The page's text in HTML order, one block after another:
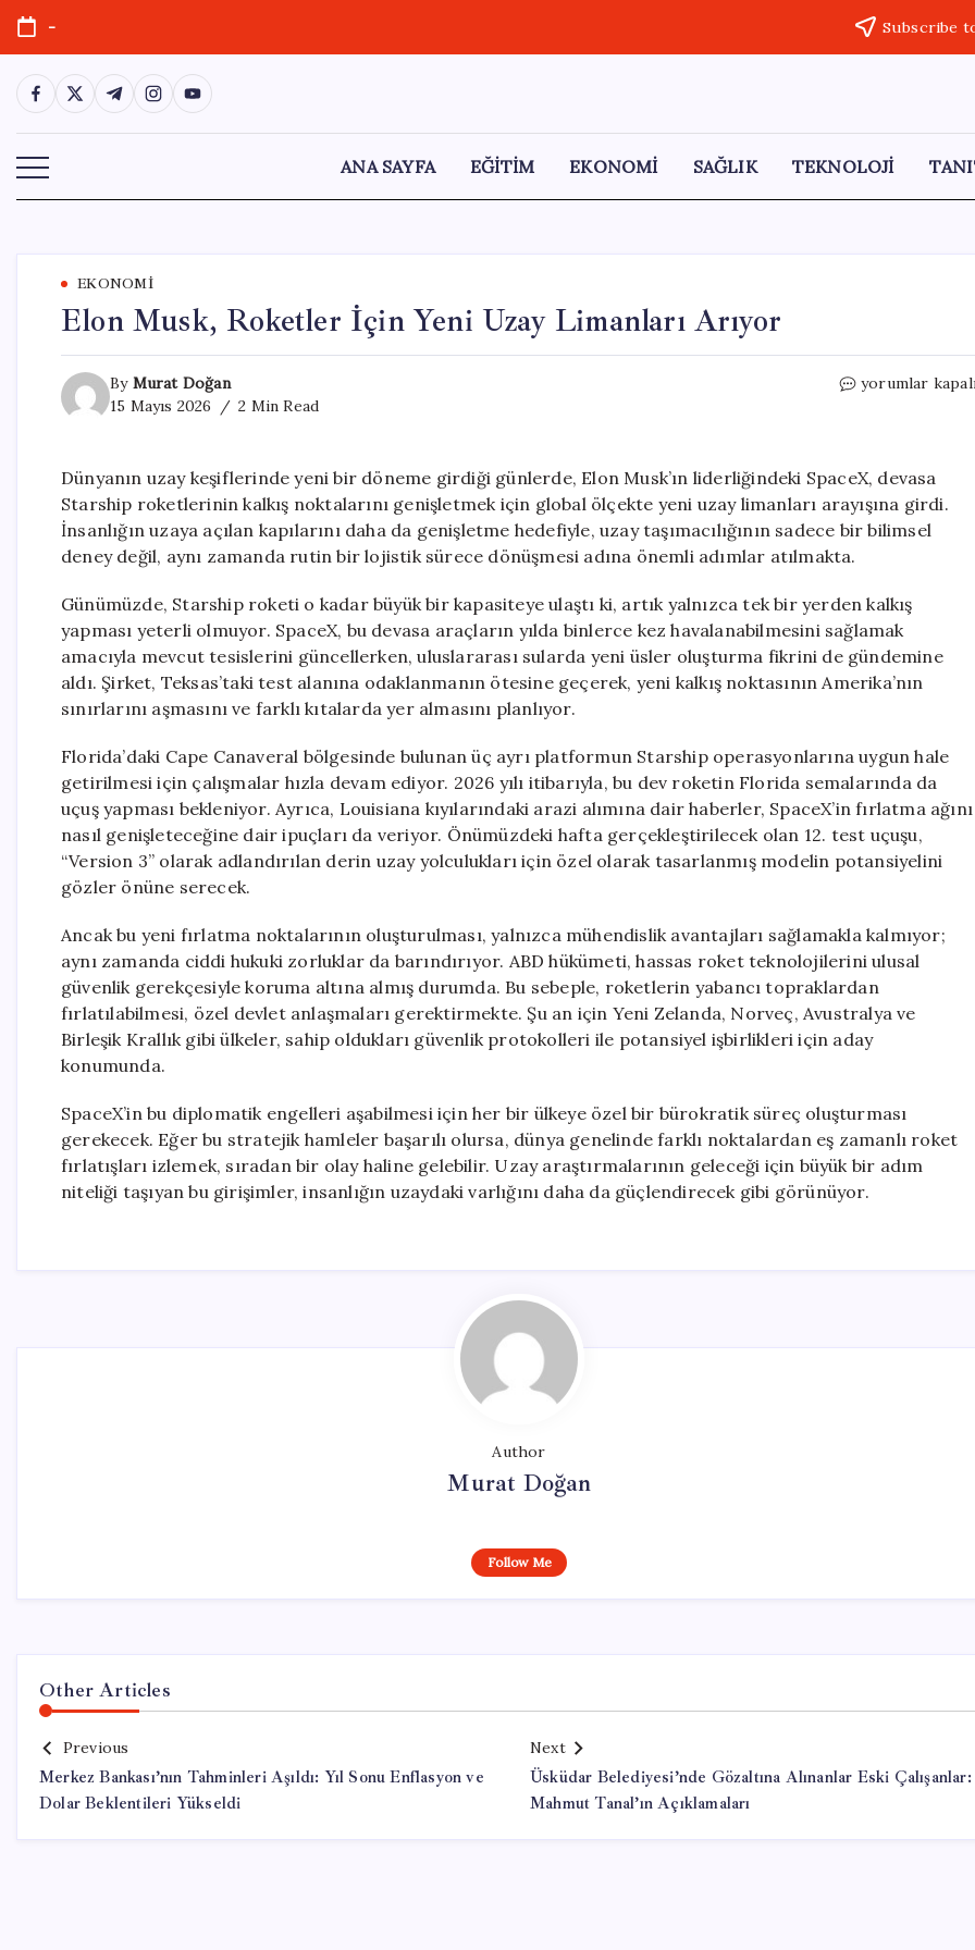
Skip
content
- Subscribe
https://www.facebook.com/
https://twitter.com/
https://t.me/
https://www.instagram.com/
https://youtube.com/
ANA SAYFA EĞİTİM EKONOMİ SAĞLIK TEKNOLOJİ
EKONOMI
Elon Musk, Roketler İçin Yeni Uzay Limanları Arıyor
By Murat Doğan
15 Mayıs 2026
2 Min Read
Elon
Yeni
Uzay
Limanları
Arıyor
yorumlar
Dünyanın uzay keşiflerinde yeni bir döneme girdiği günlerde, Elon Musk’ın liderliğindeki SpaceX, devasa
Starship roketlerinin kalkış noktalarını genişletmek için global ölçekte yeni uzay limanları arayışına girdi.
İnsanlığın uzaya açılan kapılarını daha da genişletme hedefiyle, uzay taşımacılığının sadece bir bilimsel
deney değil, aynı zamanda rutin bir lojistik sürece dönüşmesi adına önemli adımlar atılmakta.
Günümüzde, Starship roketi o kadar büyük bir kapasiteye ulaştı ki, artık yalnızca tek bir yerden kalkış
yapması yeterli olmuyor. SpaceX, bu devasa araçların yılda binlerce kez havalanabilmesini sağlamak
amacıyla mevcut tesislerini güncellerken, uluslararası sularda yeni üsler oluşturma fikrini de gündemine
aldı. Şirket, Teksas’taki test alanına odaklanmanın ötesine geçerek, yeni kalkış noktasının Amerika’nın
sınırlarını aşmasını ve farklı kıtalarda yer almasını planlıyor.
Florida’daki Cape Canaveral bölgesinde bulunan üç ayrı platformun Starship operasyonlarına uygun hale
getirilmesi için çalışmalar hızla devam ediyor. 2026 yılı itibarıyla, bu dev roketin Florida semalarında da
uçuş yapması bekleniyor. Ayrıca, Louisiana kıyılarındaki arazi alımına dair haberler, SpaceX’in fırlatma ağını
nasıl genişleteceğine dair ipuçları da veriyor. Önümüzdeki hafta gerçekleştirilecek olan 12. test uçuşu,
“Version 3” olarak adlandırılan derin uzay yolculukları için özel olarak tasarlanmış modelin potansiyelini
gözler önüne serecek.
Ancak bu yeni fırlatma noktalarının oluşturulması, yalnızca mühendislik avantajları sağlamakla kalmıyor;
aynı zamanda ciddi hukuki zorluklar da barındırıyor. ABD hükümeti, hassas roket teknolojilerini ulusal
güvenlik gerekçesiyle koruma altına almış durumda. Bu sebeple, roketlerin yabancı topraklardan
fırlatılabilmesi, özel devlet anlaşmaları gerektirmekte. Şu an için Yeni Zelanda, Norveç, Avustralya ve
Birleşik Krallık gibi ülkeler, sahip oldukları güvenlik protokolleri ile potansiyel işbirlikleri için aday
konumunda.
SpaceX’in bu diplomatik engelleri aşabilmesi için her bir ülkeye özel bir bürokratik süreç oluşturması
gerekecek. Eğer bu stratejik hamleler başarılı olursa, dünya genelinde farklı noktalardan eş zamanlı roket
fırlatışları izlemek, sıradan bir olay haline gelebilir. Uzay araştırmalarının geleceği için büyük bir adım
niteliği taşıyan bu girişimler, insanlığın uzaydaki varlığını daha da güçlendirecek gibi görünüyor.
Author
Murat Doğan
Follow Me
Other Articles
Previous
Merkez Bankası’nın Tahminleri Aşıldı: Yıl Sonu Enflasyon ve
Dolar Beklentileri Yükseldi
Next
Üsküdar Belediyesi’nde Gözaltına Alınanlar Eski Çalışanlar:
Mahmut Tanal’ın Açıklamaları